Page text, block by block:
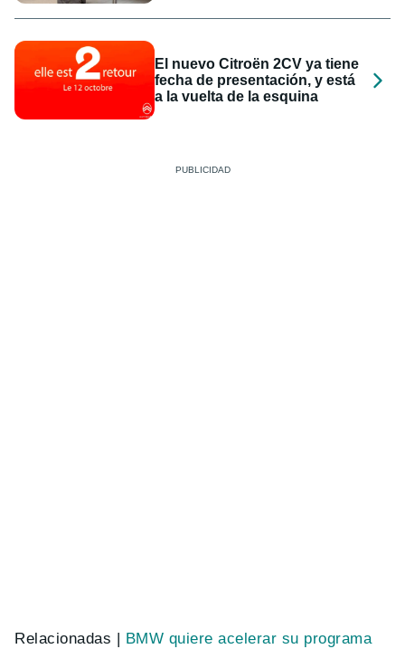
El nuevo Citroën 2CV ya tiene
fecha de presentación, y está
a la vuelta de la esquina
Relacionadas |
BMW quiere acelerar su programa